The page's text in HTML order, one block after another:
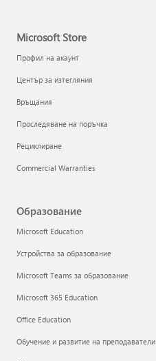
Microsoft Store
Профил на акаунт
Център за изтегляния
Връщания
Проследяване на поръчка
Рециклиране
Commercial Warranties
Образование
Microsoft Education
Устройства за образование
Microsoft Teams за образование
Microsoft 365 Education
Office Education
Обучение и развитие на преподаватели